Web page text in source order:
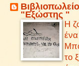
Βιβλιοπωλείο
"Εξώστης "
Η
το